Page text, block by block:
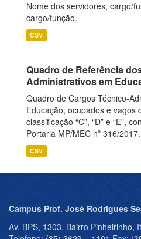
Nome dos servidores, cargo/
cargo/função.
CSV
Quadro de Referência
Administrativos em
Quadro de Cargos Técnico-
Educação, ocupados e vagos
classificação “C”, “D” e “E”,
Portaria MP/MEC nº 316/2017.
CSV
Campus Prof. José Rodrigues
Av. BPS, 1303, Bairro Pinheirinho,